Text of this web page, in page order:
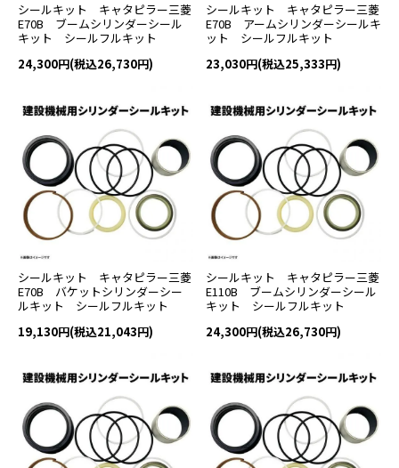
シールキット キャタピラー三菱
E70B ブームシリンダーシール
キット シールフルキット
24,300円(税込26,730円)
シールキット キャタピラー三菱
E70B アームシリンダーシールキ
ット シールフルキット
23,030円(税込25,333円)
シールキット キャタピラー三菱
E70B バケットシリンダーシー
ルキット シールフルキット
19,130円(税込21,043円)
シールキット キャタピラー三菱
E110B ブームシリンダーシール
キット シールフルキット
24,300円(税込26,730円)